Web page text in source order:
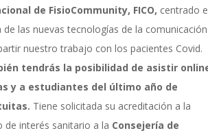
de FisioCommunity, FICO, centrado
las nuevas tecnologías de la comunicación
nuestro trabajo con los pacientes Covid.
tendrás la posibilidad de asistir
y a estudiantes del último año de
Tiene solicitada su acreditación a la
interés sanitario a la Consejería de